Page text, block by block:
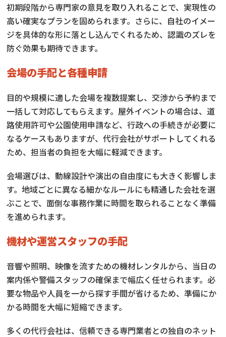
初期段階から専門家の意見を取り入れることで、実現性の
高い確実なプランを固められます。さらに、自社のイメー
ジを具体的な形に落とし込んでくれるため、認識のズレを
防ぐ効果も期待できます。
会場の手配と各種申請
目的や規模に適した会場を複数提案し、交渉から予約まで
一括して対応してもらえます。屋外イベントの場合は、道
路使用許可や公園使用申請など、行政への手続きが必要に
なるケースもありますが、代行会社がサポートしてくれる
ため、担当者の負担を大幅に軽減できます。
会場選びは、動線設計や演出の自由度にも大きく影響しま
す。地域ごとに異なる細かなルールにも精通した会社を選
ぶことで、面倒な事務作業に時間を取られることなく準備
を進められます。
機材や運営スタッフの手配
音響や照明、映像を流すための機材レンタルから、当日の
案内係や警備スタッフの確保まで幅広く任せられます。必
要な物品や人員を一から探す手間が省けるため、準備にか
かる時間を大幅に短縮できます。
多くの代行会社は、信頼できる専門業者との独自のネット